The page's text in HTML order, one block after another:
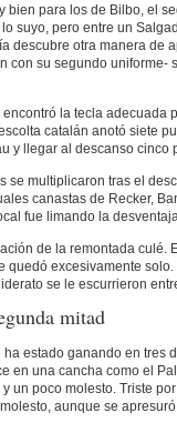
bien para los de Bilbo, el
suyo, pero entre un
descubre otra manera de
con su segundo uniforme-
la tecla adecuada
catalán anotó siete
y llegar al descanso cinco
se multiplicaron tras el
canastas de Recker,
fue limando la
de la remontada culé.
quedó excesivamente
se le escurrieron
mitad
estado ganando en tres
en una cancha como el
un poco molesto. Triste
aunque se